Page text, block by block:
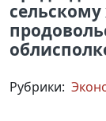
сельскому
Рубрики: